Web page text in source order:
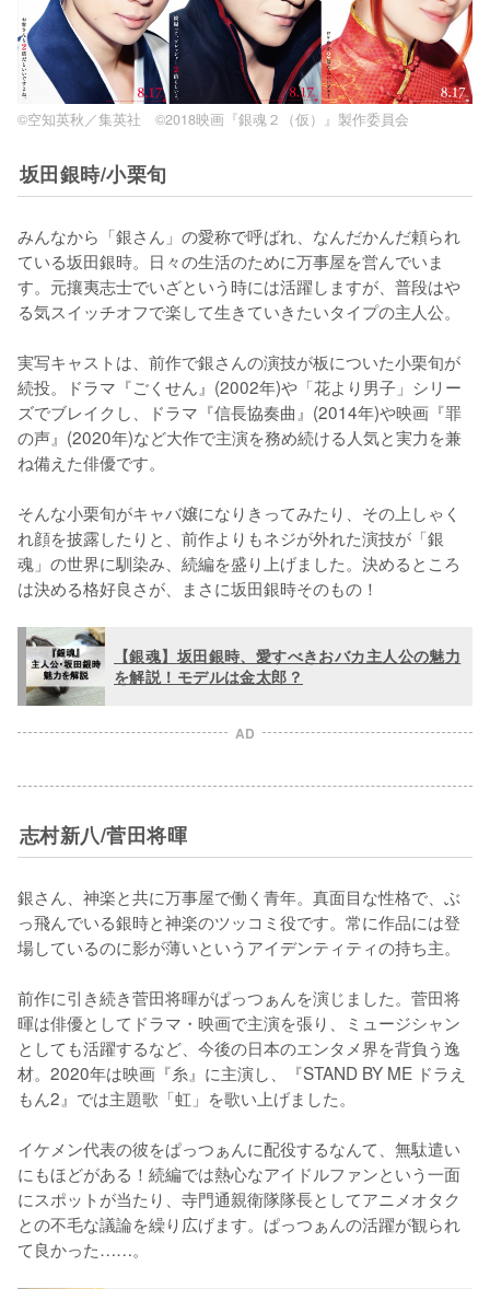
©空知英秋／集英社 ©2018映画『銀魂２（仮）』製作委員会
坂田銀時/小栗旬
みんなから「銀さん」の愛称で呼ばれ、なんだかんだ頼られ
ている坂田銀時。日々の生活のために万事屋を営んでいま
す。元攘夷志士でいざという時には活躍しますが、普段はや
る気スイッチオフで楽して生きていきたいタイプの主人公。
実写キャストは、前作で銀さんの演技が板についた小栗旬が
続投。ドラマ『ごくせん』(2002年)や「花より男子」シリー
ズでブレイクし、ドラマ『信長協奏曲』(2014年)や映画『罪
の声』(2020年)など大作で主演を務め続ける人気と実力を兼
ね備えた俳優です。
そんな小栗旬がキャバ嬢になりきってみたり、その上しゃく
れ顔を披露したりと、前作よりもネジが外れた演技が「銀
魂」の世界に馴染み、続編を盛り上げました。決めるところ
は決める格好良さが、まさに坂田銀時そのもの！
【銀魂】坂田銀時、愛すべきおバカ主人公の魅力
を解説！モデルは金太郎？
AD
志村新八/菅田将暉
銀さん、神楽と共に万事屋で働く青年。真面目な性格で、ぶ
っ飛んでいる銀時と神楽のツッコミ役です。常に作品には登
場しているのに影が薄いというアイデンティティの持ち主。
前作に引き続き菅田将暉がぱっつぁんを演じました。菅田将
暉は俳優としてドラマ・映画で主演を張り、ミュージシャン
としても活躍するなど、今後の日本のエンタメ界を背負う逸
材。2020年は映画『糸』に主演し、『STAND BY ME ドラえ
もん2』では主題歌「虹」を歌い上げました。
イケメン代表の彼をぱっつぁんに配役するなんて、無駄遣い
にもほどがある！続編では熱心なアイドルファンという一面
にスポットが当たり、寺門通親衛隊隊長としてアニメオタク
との不毛な議論を繰り広げます。ぱっつぁんの活躍が観られ
て良かった……。